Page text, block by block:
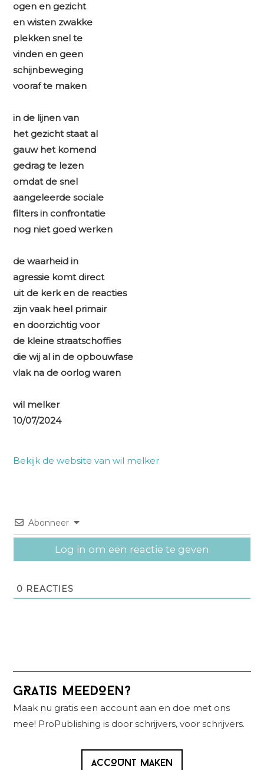
ogen en gezicht
en wisten zwakke
plekken snel te
vinden en geen
schijnbeweging
vooraf te maken
in de lijnen van
het gezicht staat al
gauw het komend
gedrag te lezen
omdat de snel
aangeleerde sociale
filters in confrontatie
nog niet goed werken
de waarheid in
agressie komt direct
uit de kerk en de reacties
zijn vaak heel primair
en doorzichtig voor
de kleine straatschoffies
die wij al in de opbouwfase
vlak na de oorlog waren
wil melker
10/07/2024
Bekijk de website van wil melker
Abonneer
Log in om een reactie te geven
0 REACTIES
Primaire
Sidebar
GRATIS MEEDOEN?
Maak nu gratis een account aan en doe met ons
mee! ProPublishing is door schrijvers, voor schrijvers.
ACCOUNT MAKEN